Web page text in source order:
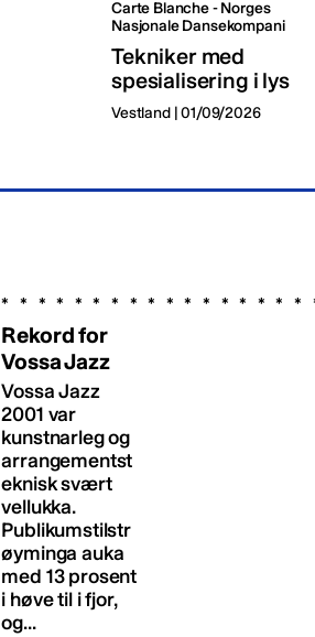
Carte Blanche - Norges
Nasjonale Dansekompani
Tekniker med
spesialisering i lys
Vestland | 01/09/2026
Rekord for
Vossa Jazz
Vossa Jazz
2001 var
kunstnarleg og
arrangementst
eknisk svært
vellukka.
Publikumstilstr
øyminga auka
med 13 prosent
i høve til i fjor,
og...